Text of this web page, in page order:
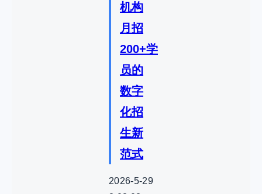
机构
月招
200+学
员的
数字
化招
生新
范式
2026-5-29